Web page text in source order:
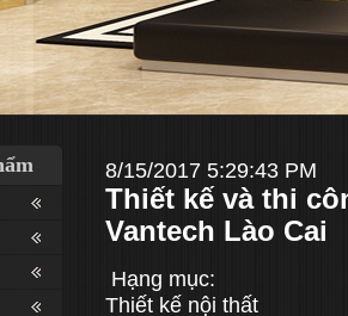
8/15/2017 5:29:43 PM
Thiết kế và thi
Vantech Lào Cai
Hạng mục:
Thiết kế nội thất